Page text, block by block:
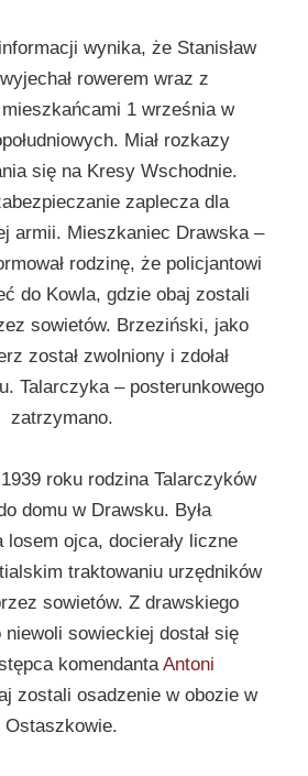
wynika, że Stanisław
rowerem wraz z
1 września w
Miał rozkazy
się na Kresy Wschodnie.
zaplecza dla
armii. Mieszkaniec Drawska –
rodzinę, że policjantowi
do Kowla, gdzie obaj zostali
sowietów. Brzeziński, jako
został zwolniony i zdołał
Talarczyka – posterunkowego
zatrzymano.
roku rodzina Talarczyków
domu w Drawsku. Była
losem ojca, docierały liczne
traktowaniu urzędników
sowietów. Z drawskiego
niewoli sowieckiej dostał się
komendantaAntoni
zostali osadzenie w obozie w
Ostaszkowie.